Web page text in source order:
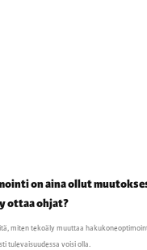
on aina ollut
ottaa ohjat?
miten tekoäly muuttaa
tulevaisuudessa voisi olla.